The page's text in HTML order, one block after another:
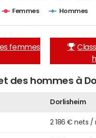
Femmes Hommes
femmes
des hommes à
Dorlisheim
2 186 € nets /